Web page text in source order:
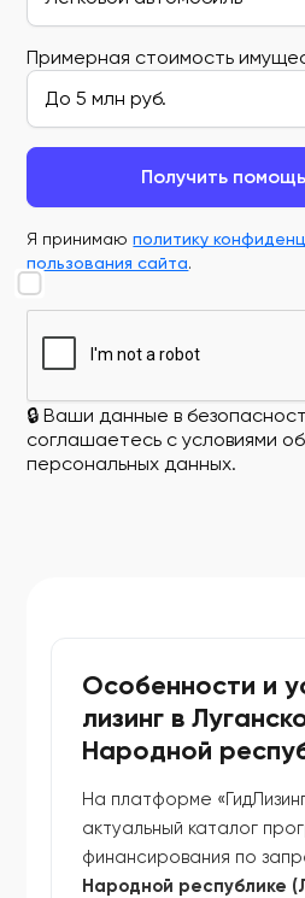
Примерная стоимость
Получить
Я принимаюполитику
пользования сайта.
🔒 Ваши данные в
соглашаетесь с условиями
персональных данных.
Особенности и
лизинг в
Народной
На платформе
актуальный каталог
финансирования по
Народной республике